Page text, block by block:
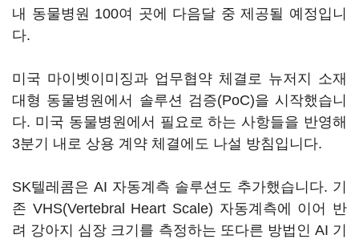
내 동물병원 100여 곳에 다음달 중 제공될 예정입니
다.
미국 마이벳이미징과 업무협약 체결로 뉴저지 소재
대형 동물병원에서 솔루션 검증(PoC)을 시작했습니
다. 미국 동물병원에서 필요로 하는 사항들을 반영해
3분기 내로 상용 계약 체결에도 나설 방침입니다.
SK텔레콤은 AI 자동계측 솔루션도 추가했습니다. 기
존 VHS(Vertebral Heart Scale) 자동계측에 이어 반
려 강아지 심장 크기를 측정하는 또다른 방법인 AI 기